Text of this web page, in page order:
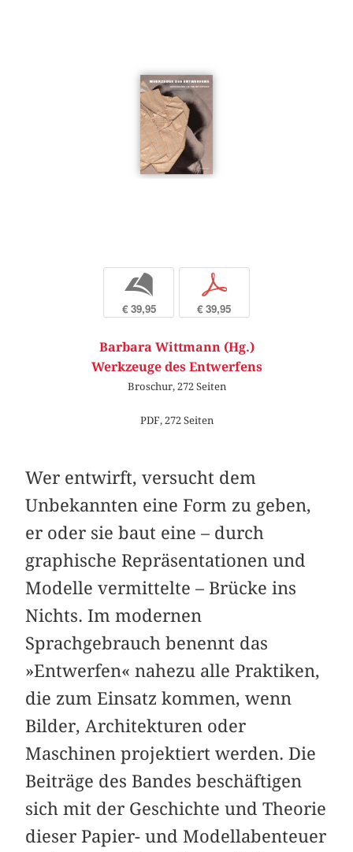
b
€ 39,95
p
€ 39,95
Barbara Wittmann (Hg.)
Werkzeuge des Entwerfens
Broschur, 272 Seiten
PDF, 272 Seiten
Wer entwirft, versucht dem
Unbekannten eine Form zu geben,
er oder sie baut eine – durch
graphische Repräsentationen und
Modelle vermittelte – Brücke ins
Nichts. Im modernen
Sprachgebrauch benennt das
»Entwerfen« nahezu alle Praktiken,
die zum Einsatz kommen, wenn
Bilder, Architekturen oder
Maschinen projektiert werden. Die
Beiträge des Bandes beschäftigen
sich mit der Geschichte und Theorie
dieser Papier- und Modellabenteuer